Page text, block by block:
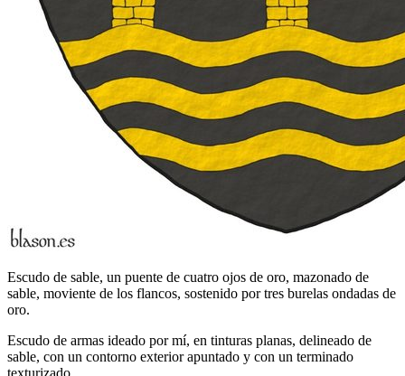
Escudo de sable, un puente de cuatro ojos de oro, mazonado de
sable, moviente de los flancos, sostenido por tres burelas ondadas de
oro.
Escudo de armas ideado por mí, en tinturas planas, delineado de
sable, con un contorno exterior apuntado y con un terminado
texturizado.